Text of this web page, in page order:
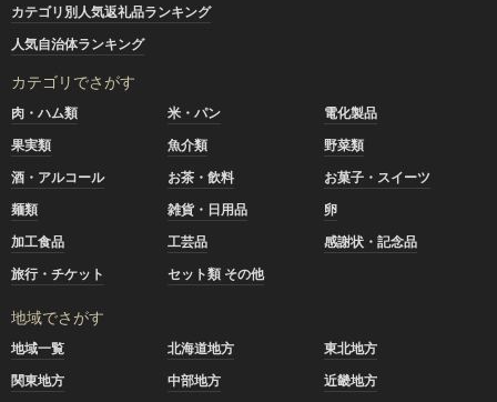
カテゴリ別人気返礼品ランキング
人気自治体ランキング
カテゴリでさがす
肉・ハム類 米・パン
電化製品
果実類
魚介類
野菜類
酒・アルコール
お茶・飲料
お菓子・スイーツ
麺類
雑貨・日用品
卵
加工食品
工芸品
感謝状・記念品
旅行・チケット
セット類 その他
地域でさがす
地域一覧 北海道地方
東北地方
関東地方
中部地方
近畿地方